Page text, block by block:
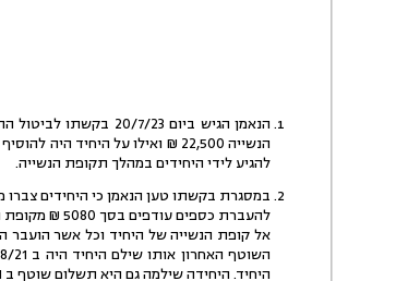
הנאמן הגיש ביום
להגיע לידי היחידים במהלך תקופת הנשייה.
במסגרת בקשתו טען הנאמן כי היחידים
להעברת
היחיד. היחידה שילמה גם היא תשלום שוטף ב 8/21 ולאחר מכן שילמה עוד שני תשלומים ב 7-8/23.